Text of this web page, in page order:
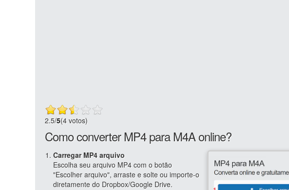
2.5/5(4 votos)
Como converter MP4 para M4A online?
Carregar MP4 arquivo
Escolha seu arquivo MP4 com o botão
"Escolher arquivo", arraste e solte ou importe-o
diretamente do Dropbox/Google Drive.